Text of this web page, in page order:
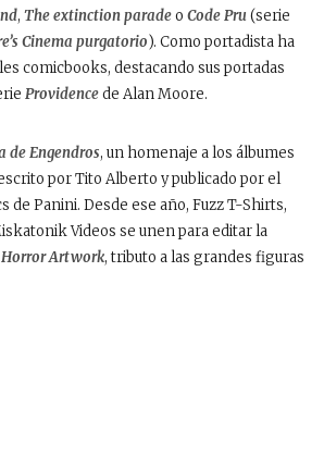
, The extinction paradeo Code Pru (serie
Cinema purgatorio). Como portadista ha
comicbooks, destacando sus portadas
Providencede Alan Moore.
de Engendros, un homenaje a los álbumes
por Tito Alberto y publicado por el
de Panini. Desde ese año, Fuzz T-Shirts,
Videos se unen para editar la
Horror Artwork, tributo a las grandes figuras